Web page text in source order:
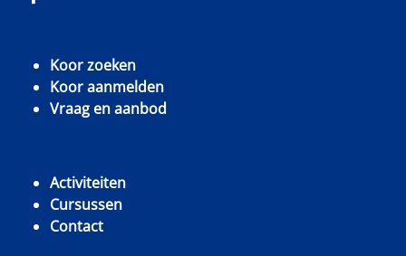
Koor zoeken
Koor aanmelden
Vraag en aanbod
Activiteiten
Cursussen
Contact